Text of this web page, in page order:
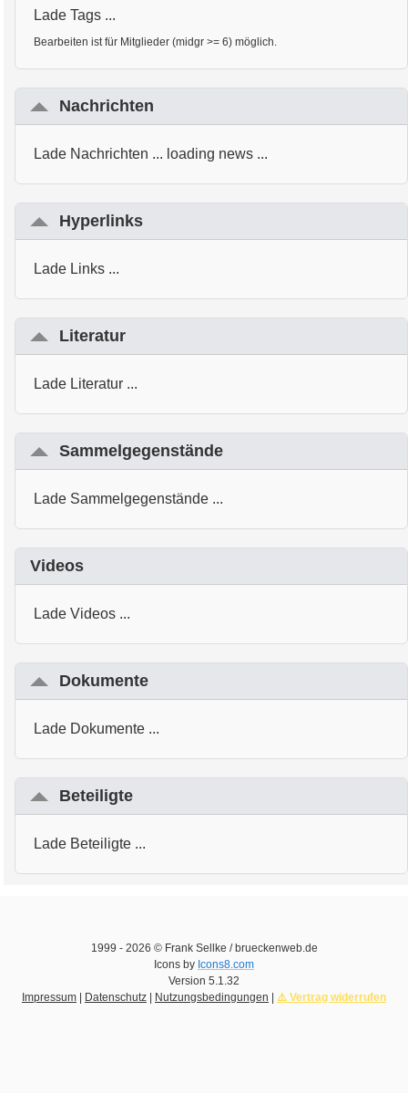
Lade Tags ...
Bearbeiten ist für Mitglieder (midgr >= 6) möglich.
Nachrichten
Lade Nachrichten ... loading news ...
Hyperlinks
Lade Links ...
Literatur
Lade Literatur ...
Sammelgegenstände
Lade Sammelgegenstände ...
Videos
Lade Videos ...
Dokumente
Lade Dokumente ...
Beteiligte
Lade Beteiligte ...
1999 - 2026 © Frank Sellke / brueckenweb.de
Icons by Icons8.com
Version 5.1.32
Impressum
Datenschutz Nutzungsbedingungen ⚠️ Vertrag widerrufen